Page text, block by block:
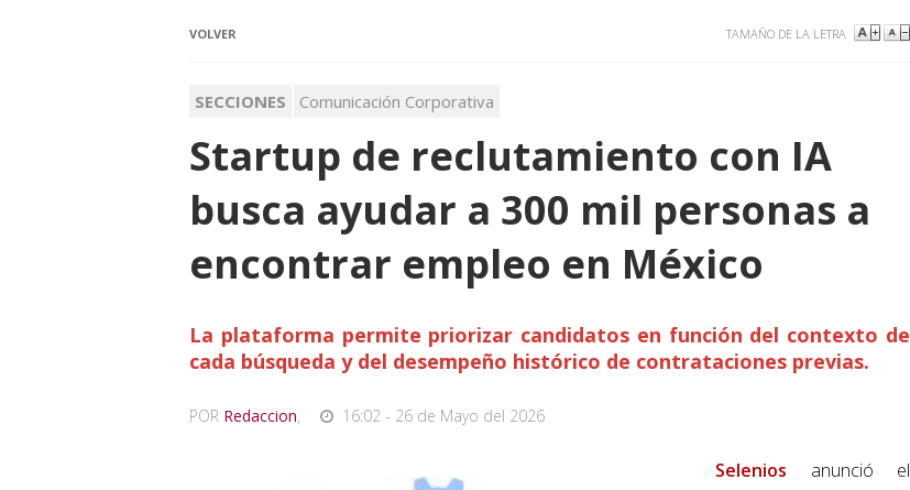
VOLVER TAMAÑO DE LA LETRA
SECCIONES Comunicación Corporativa
Startup de reclutamiento con IA
busca ayudar a 300 mil personas a
encontrar empleo en México
La plataforma permite priorizar candidatos en función del contexto de
cada búsqueda y del desempeño histórico de contrataciones previas.
POR Redaccion, 16:02 - 26 de Mayo del 2026
Selenios anunció el